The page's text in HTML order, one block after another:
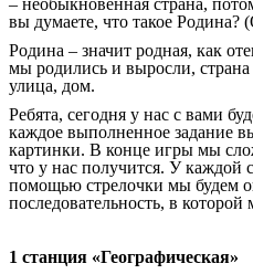
вы думаете, что такое Родина?
Родина – значит родная, как
мы родились и выросли,
улица, дом.
Ребята, сегодня у нас с вами
каждое выполненное задание
картинки. В конце игры мы
что у нас получится. У каждой
помощью стрелочки мы будем
последовательность, в
1 станция «Географическая»